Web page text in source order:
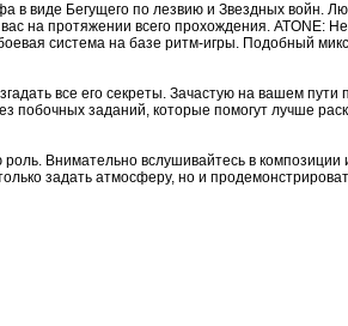
в виде Бегущего по лезвию и Звездных войн.
на протяжении всего прохождения. ATONE:
система на базе ритм-игры. Подобный микс
все его секреты. Зачастую на вашем
заданий, которые помогут лучше
Внимательно вслушивайтесь в композиции
задать атмосферу, но и